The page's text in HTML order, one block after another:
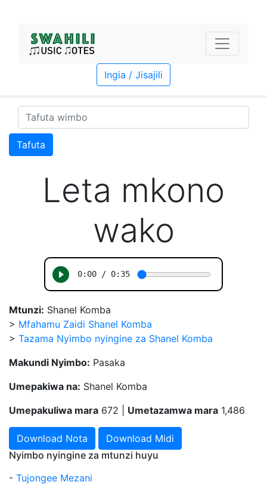
Ingia / Jisajili
Tafuta
Leta mkono
wako
Mtunzi: Shanel Komba
> Mfahamu Zaidi Shanel Komba
> Tazama Nyimbo nyingine za Shanel Komba
Makundi Nyimbo: Pasaka
Umepakiwa na: Shanel Komba
Umepakuliwa mara 672 | Umetazamwa mara 1,486
Download Nota
Download Midi
Nyimbo nyingine za mtunzi huyu
- Tujongee Mezani